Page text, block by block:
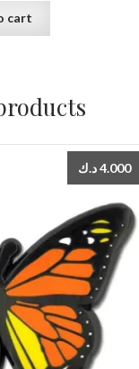
cart
4.000د.ك